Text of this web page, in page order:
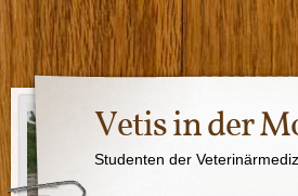
Vetis in der
Studenten der